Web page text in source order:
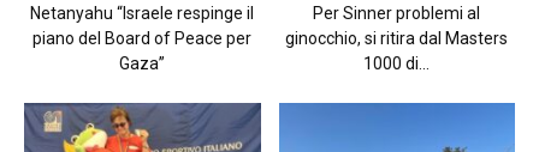
Netanyahu “Israele respinge il
piano del Board of Peace per
Gaza”
Per Sinner problemi al
ginocchio, si ritira dal Masters
1000 di...